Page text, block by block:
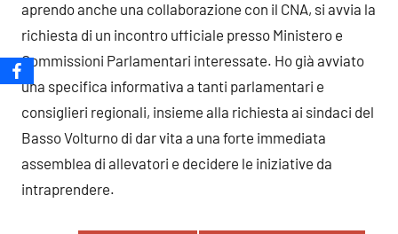
aprendo anche una collaborazione con il CNA, si avvia la
richiesta di un incontro ufficiale presso Ministero e
Commissioni Parlamentari interessate. Ho già avviato
una specifica informativa a tanti parlamentari e
consiglieri regionali, insieme alla richiesta ai sindaci del
Basso Volturno di dar vita a una forte immediata
assemblea di allevatori e decidere le iniziative da
intraprendere.